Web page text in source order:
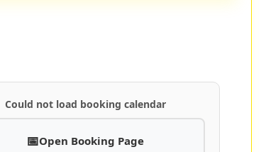
Could not load booking calendar
Open Booking Page